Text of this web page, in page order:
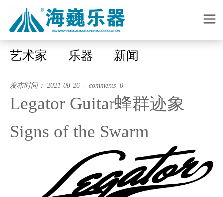
艺术家 乐器 新闻
发布时间： 2021-08-26 -- comments 0
Legator Guitar蜂群迹象
Signs of the Swarm